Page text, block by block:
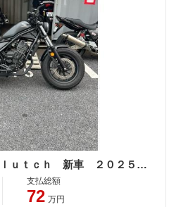
ホンダ レブル２５０ Ｅ−Ｃｌｕｔｃｈ 新車 ２０２５年モデル マットガンパウダーブラックメタリック ＡＢＳ標準装備 ＬＥＤヘッドライト
支払総額
72 万円